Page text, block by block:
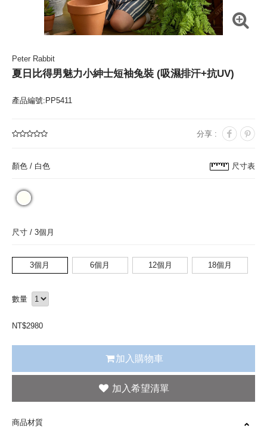
Peter Rabbit
夏日比得男魅力小紳士短袖兔裝 (吸濕排汗+抗UV)
產品編號:PP5411
分享 :
顏色 / 白色 尺寸表
尺寸 / 3個月
3個月 6個月 12個月 18個月
數量
NT$2980
加入購物車
商品材質